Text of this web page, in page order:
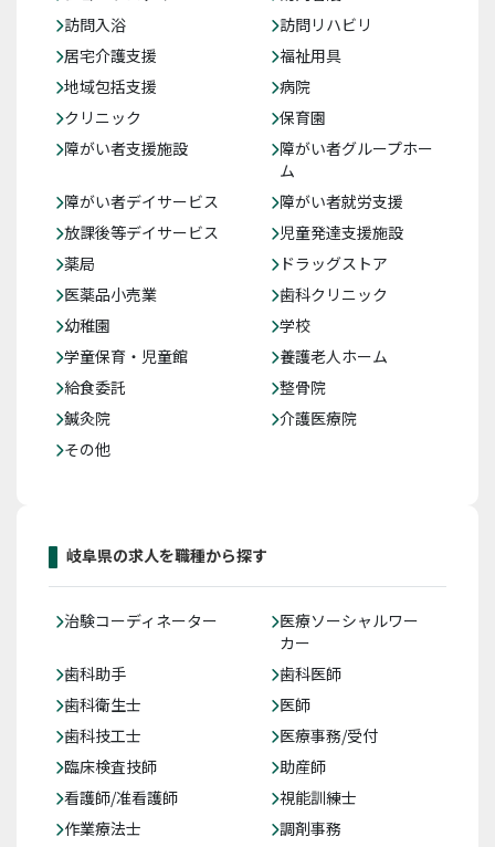
訪問入浴
訪問リハビリ
居宅介護支援
福祉用具
地域包括支援
病院
クリニック
保育園
障がい者支援施設
障がい者グループホー
ム
障がい者デイサービス
障がい者就労支援
放課後等デイサービス
児童発達支援施設
薬局
ドラッグストア
医薬品小売業
歯科クリニック
幼稚園
学校
学童保育・児童館
養護老人ホーム
給食委託
整骨院
鍼灸院
介護医療院
その他
岐阜県の求人を職種から探す
治験コーディネーター
医療ソーシャルワー
カー
歯科助手
歯科医師
歯科衛生士
医師
歯科技工士
医療事務/受付
臨床検査技師
助産師
看護師/准看護師
視能訓練士
作業療法士
調剤事務